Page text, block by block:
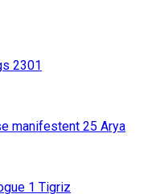
2301
manifestent 25 Arya
1 Tigriz